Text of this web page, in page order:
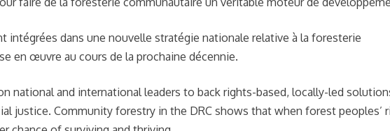
intégrées dans une nouvelle stratégie nationale relative à la foresterie
en œuvre au cours de la prochaine décennie.
national and international leaders to back rights-based, locally-led
justice. Community forestry in the DRC shows that when forest peoples’